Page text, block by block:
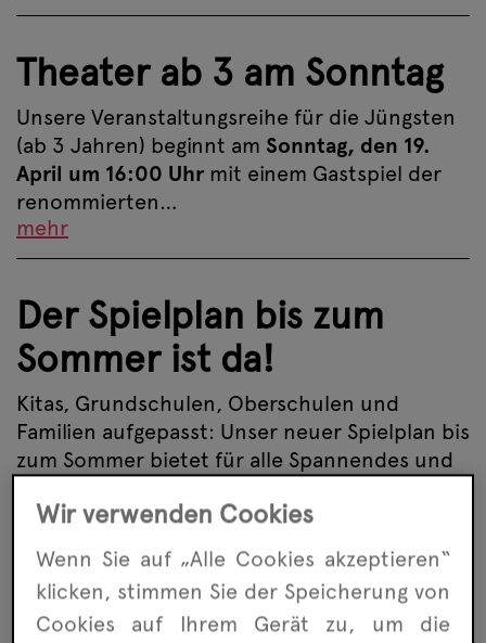
Theater ab 3 am Sonntag
Unsere Veranstaltungsreihe für die Jüngsten
(ab 3 Jahren) beginnt am Sonntag, den 19.
April um 16:00 Uhr mit einem Gastspiel der
renommierten…
mehr
Der Spielplan bis zum
Sommer ist da!
Kitas, Grundschulen, Oberschulen und
Familien aufgepasst: Unser neuer Spielplan bis
zum Sommer bietet für alle Spannendes und
mehr
Mitmischen im
Wir verwenden Cookies
Wenn Sie auf „Alle Cookies akzeptieren“
klicken, stimmen Sie der Speicherung von
Cookies auf Ihrem Gerät zu, um die